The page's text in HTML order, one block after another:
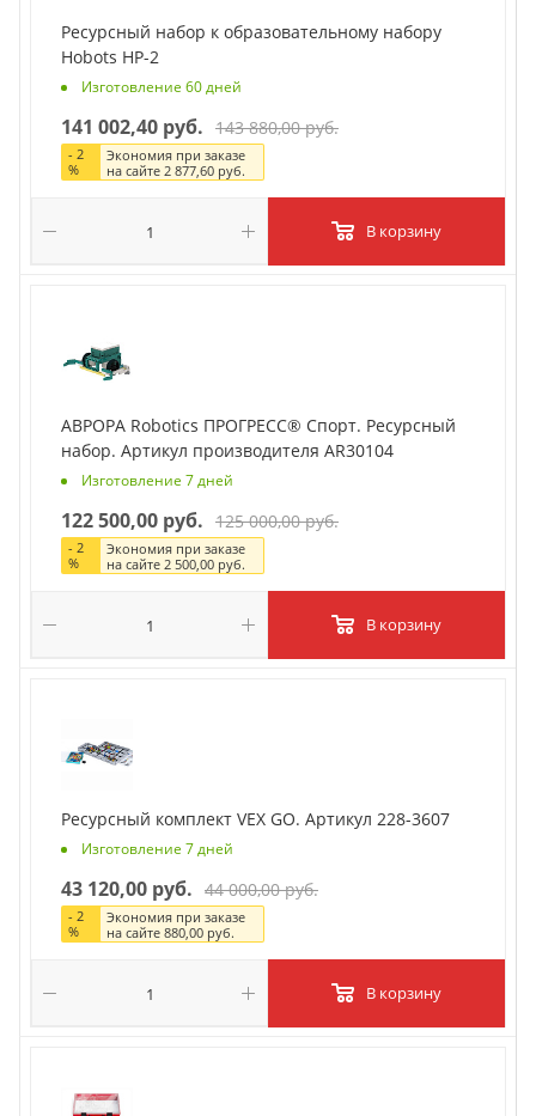
Ресурсный набор к образовательному набору
Hobots HP-2
Изготовление 60 дней
141 002,40 руб. 143 880,00 руб.
- 2
%
Экономия при заказе
на сайте 2 877,60 руб.
В корзину
АВРОРА Robotics ПРОГРЕСС® Спорт. Ресурсный
набор. Артикул производителя AR30104
Изготовление 7 дней
122 500,00 руб. 125 000,00 руб.
- 2
%
Экономия при заказе
на сайте 2 500,00 руб.
В корзину
Ресурсный комплект VEX GO. Артикул 228-3607
Изготовление 7 дней
43 120,00 руб. 44 000,00 руб.
- 2
%
Экономия при заказе
на сайте880,00 руб.
В корзину